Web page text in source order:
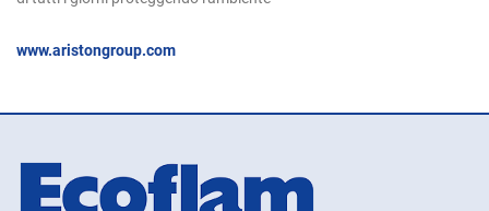
www.aristongroup.com